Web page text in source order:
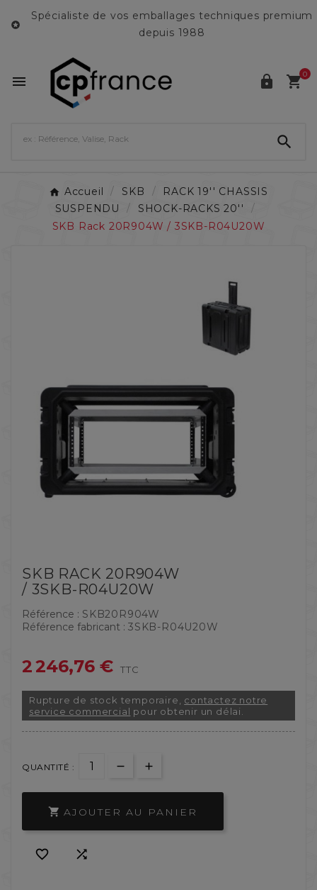

Spécialiste de vos emballages techniques premium
depuis 1988
  0

Accueil SKB
RACK 19'' CHASSIS
SUSPENDU
SHOCK-RACKS 20''
SKB Rack 20R904W / 3SKB-R04U20W
SKB RACK 20R904W
/ 3SKB-R04U20W
Référence : SKB20R904W
Référence fabricant : 3SKB-R04U20W
2 246,76 € TTC
Rupture de stock temporaire, contactez notre
service commercial pour obtenir un délai.
QUANTITÉ :
 AJOUTER AU PANIER
 